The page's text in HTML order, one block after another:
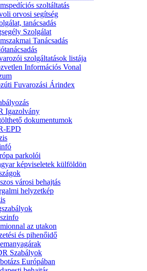
szoltáltatás
orvosi segítség
tanácsadás
Szolgálat
Tanácsadás
szolgáltatások listája
Információs Vonal
Fuvarozási Árindex
Igazolvány
dokumentumok
EPD
parkolói
képviseletek külföldön
városi behajtás
helyzetkép
az utakon
és pihenőidő
Szabályok
Európában